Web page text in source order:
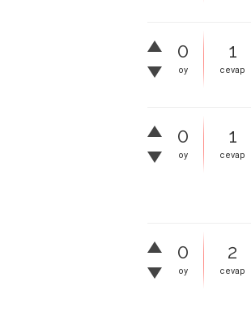
0
oy
1
cevap
0
oy
1
cevap
0
oy
2
cevap